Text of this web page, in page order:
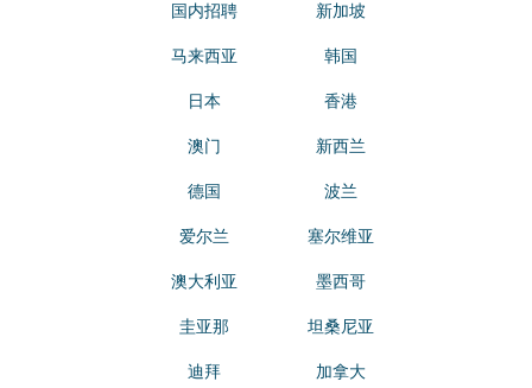
国内招聘 新加坡
马来西亚 韩国
日本 香港
澳门 新西兰
德国 波兰
爱尔兰 塞尔维亚
澳大利亚 墨西哥
圭亚那 坦桑尼亚
迪拜 加拿大